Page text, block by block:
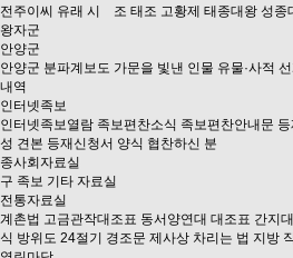
전주이씨 유래 시 조 태조 고황제 태종대왕 성종
왕자군
안양군
안양군 분파계보도 가문을 빛낸 인물 유물·사적
내역
인터넷족보
인터넷족보열람 족보편찬소식 족보편찬안내문
성 견본 등재신청서 양식 협찬하신 분
종사회자료실
구 족보 기타 자료실
전통자료실
계촌법 고금관작대조표 동서양연대 대조표 간지
식 방위도 24절기 경조문 제사상 차리는 법 지방